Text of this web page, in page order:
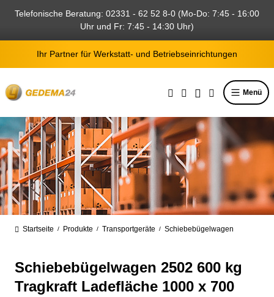
springen
Telefonische Beratung: 02331 - 62 52 8-0 (Mo-Do: 7:45 - 16:00
Uhr und Fr: 7:45 - 14:30 Uhr)
Ihr Partner für Werkstatt- und Betriebseinrichtungen
Menü
Startseite / Produkte / Transportgeräte / Schiebebügelwagen
Schiebebügelwagen 2502 600 kg
Tragkraft Ladefläche 1000 x 700